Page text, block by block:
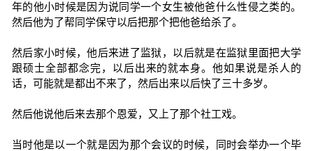
年的他小时候是因为说同学一个女生被他爸什么性侵之类的。
然后他为了帮同学保守以后把那个把他爸给杀了。
然后家小时候，他后来进了监狱，以后就是在监狱里面把大学
跟硕士全部都念完，以后出来的就本身。他如果说是杀人的
话，可能就是都出不来了，然后出来以后快了三十多岁。
然后他说他后来去那个恩爱，又上了那个社工戏。
当时他是以一个就是因为那个会议的时候，同时会举办一个毕